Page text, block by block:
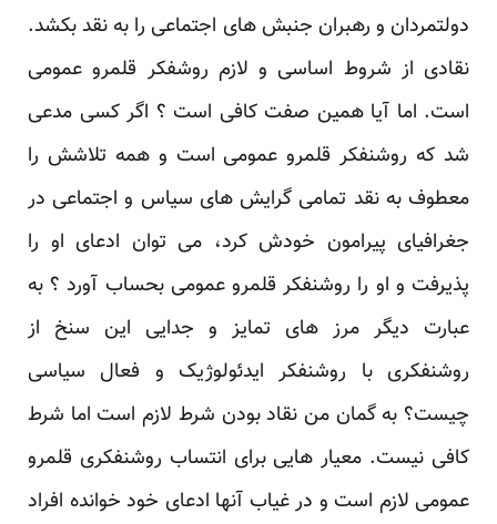
دولتمردان و رهبران جنبش های اجتماعی را به نقد بکشد.
نقادی از شروط اساسی و لازم روشفکر قلمرو عمومی
است. اما آیا همین صفت کافی است ؟ اگر کسی مدعی
شد که روشنفکر قلمرو عمومی است و همه تلاشش را
معطوف به نقد تمامی گرایش های سیاس و اجتماعی در
جغرافیای پیرامون خودش کرد، می توان ادعای او را
پذیرفت و او را روشنفکر قلمرو عمومی بحساب آورد ؟ به
عبارت دیگر مرز های تمایز و جدایی این سنخ از
روشنفکری با روشنفکر ایدئولوژیک و فعال سیاسی
چیست؟ به گمان من نقاد بودن شرط لازم است اما شرط
کافی نیست. معیار هایی برای انتساب روشنفکری قلمرو
عمومی لازم است و در غیاب آنها ادعای خود خوانده افراد